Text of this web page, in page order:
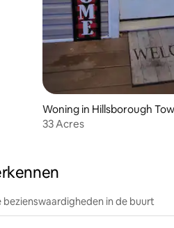
Woning in Hillsborough
hip
33 Acres
bezienswaardigheden in de buurt